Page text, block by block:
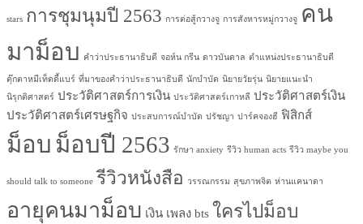
stars การชุมนุมปี 2563 การต่อสู้กวางจู การสังหารหมู่กวางจู คน
มาม็อบ
คำว่าประธานาธิบดี จอห์น กรีน ดาวบันดาล ตำแหน่งประธานาธิบดี
ตุ๊กตาหมีเท็ดดี้แบร์ ที่มาของคำว่าประธานาธิบดี นักบำบัด นิยายวัยรุ่น นิยายแนะนำ
นิรุกติศาสตร์ ประวัติศาสตร์การเงิน ประวัติศาสตร์เกาหลี ประวัติศาสตร์เงิน
ประวัติศาสตร์เศรษฐกิจ ประสบการณ์บำบัด ปรัชญา ปาร์คจองฮี ฟิสิกส์
ม็อบ ม็อบปี 2563 รักษา anxiety รีวิว human acts รีวิว maybe you
should talk to someone รีวิวหนังสือ วรรณกรรม สุขภาพจิต ห่านแคนาดา
อายุคนมาม็อบ เงิน เพลง bts ใครไปม็อบ